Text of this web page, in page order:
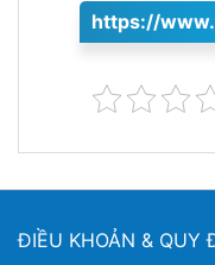
https://
ĐIỀU KHOẢN & QUY